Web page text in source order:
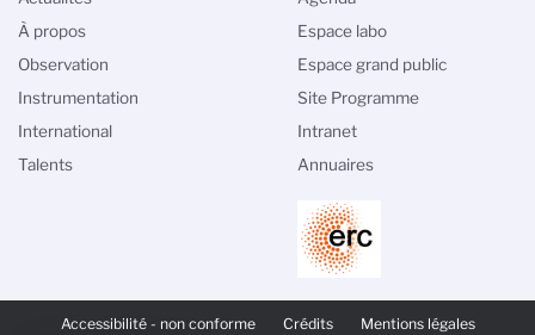
PIED
Accessibilité - non conforme Crédits Mentions légales
À propos
Observation
Instrumentation
International
Talents
Espace labo
Espace grand public
Site Programme
Intranet
Annuaires